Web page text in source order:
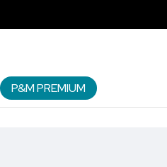
P&M PREMIUM